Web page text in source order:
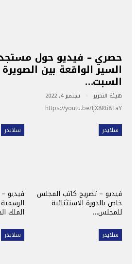
حصري – فيديو حول
السير الواقعة بين
السبت…
هيئة التحرير سبتمبر 4, 2022
https://youtu.be/IjX8Rti8TaY
سلايدر
فيديو – تصريح كاتب المجلس
خاص بالدورة الاستثنائية
للمجلس…
سلايدر
فيديو
الملك
سلايدر سلايدر